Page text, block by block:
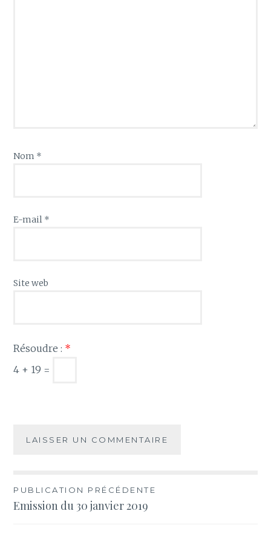
Nom *
E-mail *
Site web
Résoudre : *
4 + 19 =
Navigation
de
PUBLICATION PRÉCÉDENTE
Emission du 30 janvier 2019